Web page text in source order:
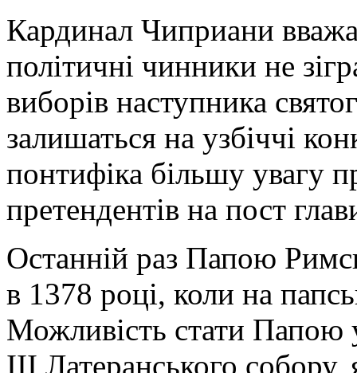
Кардинал Чиприани
політичні чинники не
виборів наступника
залишаться на узбіччі
понтифіка більшу увагу
претендентів на пост
Останній раз Папою
в 1378 році, коли на
Можливість стати Папою
III Латеранського